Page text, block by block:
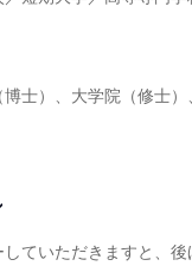
士）、大学院（修士
ていただきますと、